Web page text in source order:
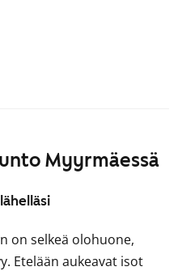
Myyrmäessä
on selkeä olohuone,
Etelään aukeavat isot